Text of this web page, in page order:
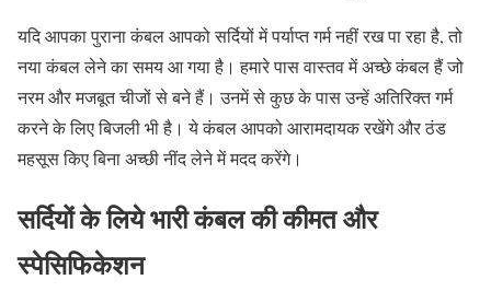
यदि आपका पुराना कंबल आपको सर्दियों में पर्याप्त गर्म नहीं रख पा रहा है, तो
नया कंबल लेने का समय आ गया है। हमारे पास वास्तव में अच्छे कंबल हैं जो
नरम और मजबूत चीजों से बने हैं। उनमें से कुछ के पास उन्हें अतिरिक्त गर्म
करने के लिए बिजली भी है। ये कंबल आपको आरामदायक रखेंगे और ठंड
महसूस किए बिना अच्छी नींद लेने में मदद करेंगे।
सर्दियों के लिये भारी कंबल की कीमत और
स्पेसिफिकेशन